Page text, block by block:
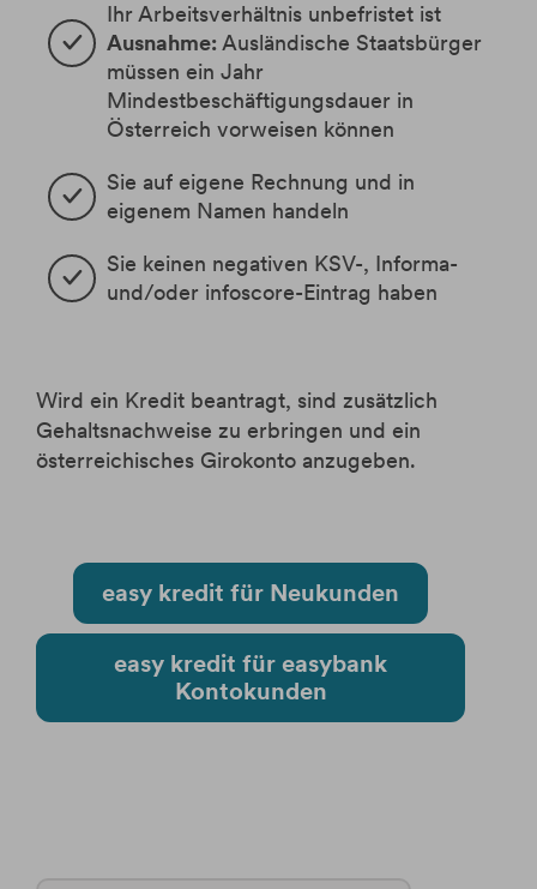
Ihr Arbeitsverhältnis unbefristet ist
Ausnahme: Ausländische Staatsbürger
müssen ein Jahr
Mindestbeschäftigungsdauer in
Österreich vorweisen können
Sie auf eigene Rechnung und in
eigenem Namen handeln
Sie keinen negativen KSV-, Informa-
und/oder infoscore-Eintrag haben
Wird ein Kredit beantragt, sind zusätzlich
Gehaltsnachweise zu erbringen und ein
österreichisches Girokonto anzugeben.
easy kredit für Neukunden
easy kredit für easybank
Kontokunden